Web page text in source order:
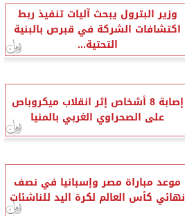
وزير البترول يبحث آليات تنفيذ ربط
اكتشافات الشركة في قبرص بالبنية
التحتية...
إصابة 8 أشخاص إثر انقلاب ميكروباص
على الصحراوي الغربي بالمنيا
موعد مباراة مصر وإسبانيا في نصف
نهائي كأس العالم لكرة اليد للناشئات